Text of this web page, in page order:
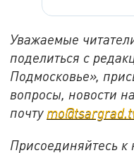
Уважаемые
поделиться с
Подмосковье»,
вопросы, новости
почту
Присоединяйтесь к